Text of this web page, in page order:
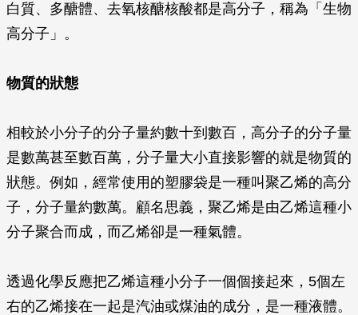
白質、多醣體、去氧核醣核酸都是高分子，稱為「生物
高分子」。
物質的狀態
相較於小分子的分子量約數十到數百，高分子的分子量
是數萬甚至數百萬，分子量大小直接影響的就是物質的
狀態。例如，經常使用的塑膠袋是一種叫聚乙烯的高分
子，分子量約數萬。顧名思義，聚乙烯是由乙烯這種小
分子聚合而成，而乙烯卻是一種氣體。
透過化學反應把乙烯這種小分子一個個接起來，5個左
右的乙烯接在一起是汽油或煤油的成分，是一種液體。